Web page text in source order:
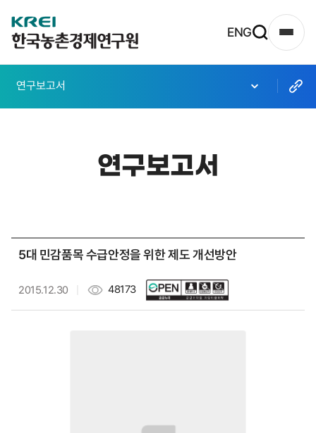
한
국
촌
로
고
ENG
트
맵
연구보고서
연구보고서
5대 민감품목 수급안정을 위한 제도 개선방안
2015.12.30 48173